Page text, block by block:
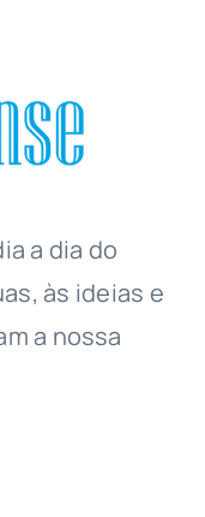
a dia do
às ideias e
a nossa